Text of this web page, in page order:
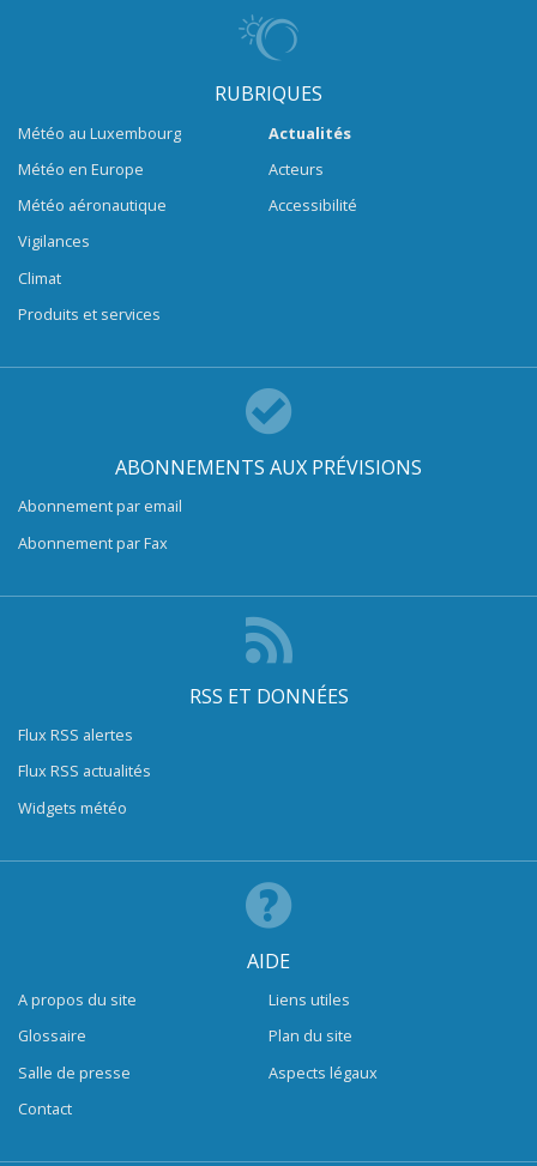
RUBRIQUES
Météo au Luxembourg
Météo en Europe
Météo aéronautique
Vigilances
Climat
Produits et services
Actualités
Acteurs
Accessibilité
ABONNEMENTS AUX PRÉVISIONS
Abonnement par email
Abonnement par Fax
RSS ET DONNÉES
Flux RSS alertes
Flux RSS actualités
Widgets météo
AIDE
A propos du site
Glossaire
Salle de presse
Contact
Liens utiles
Plan du site
Aspects légaux